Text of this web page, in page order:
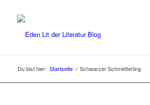
Du bist hier: Startseite / Schwarzer Schmetterling